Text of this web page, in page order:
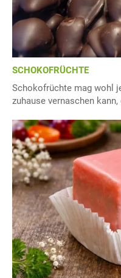
SCHOKOFRÜCHTE
Schokofrüchte mag wohl
zuhause vernaschen